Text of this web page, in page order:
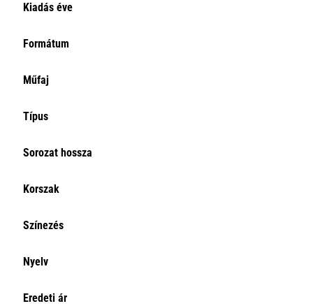
Kiadás éve
Formátum
Műfaj
Típus
Sorozat hossza
Korszak
Színezés
Nyelv
Eredeti ár